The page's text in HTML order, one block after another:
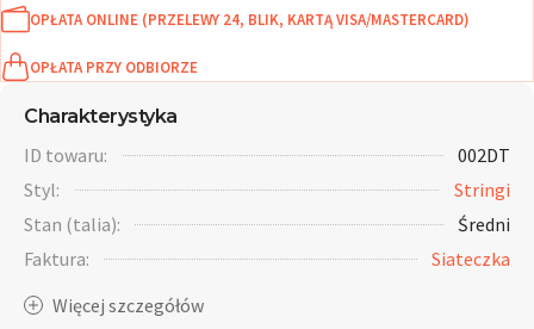
OPŁATA ONLINE (PRZELEWY 24, BLIK, KARTĄ VISA/MASTERCARD)
OPŁATA PRZY ODBIORZE
Charakterystyka
ID towaru:
002DT
Styl:
Stringi
Stan (talia):
Średni
Faktura:
Siateczka